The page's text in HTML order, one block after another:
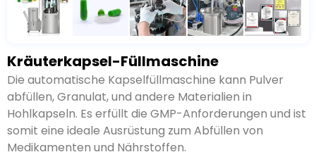
Kräuterkapsel-Füllmaschine
Die automatische Kapselfüllmaschine kann Pulver
abfüllen, Granulat, und andere Materialien in
Hohlkapseln. Es erfüllt die GMP-Anforderungen und ist
somit eine ideale Ausrüstung zum Abfüllen von
Medikamenten und Nährstoffen.